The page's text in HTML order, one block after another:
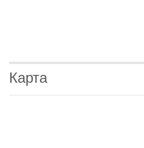
Карта